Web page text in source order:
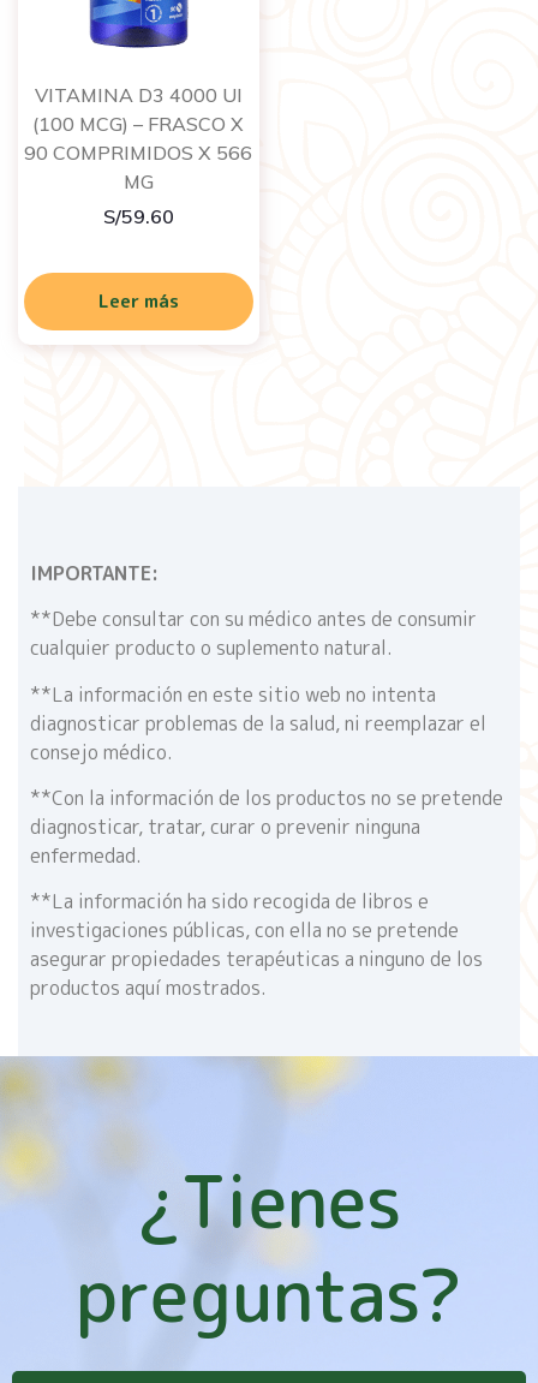
VITAMINA D3 4000 UI
(100 MCG) – FRASCO X
90 COMPRIMIDOS X 566
MG
S/59.60
Leer más
IMPORTANTE:
**Debe consultar con su médico antes de consumir
cualquier producto o suplemento natural.
**La información en este sitio web no intenta
diagnosticar problemas de la salud, ni reemplazar el
consejo médico.
**Con la información de los productos no se pretende
diagnosticar, tratar, curar o prevenir ninguna
enfermedad.
**La información ha sido recogida de libros e
investigaciones públicas, con ella no se pretende
asegurar propiedades terapéuticas a ninguno de los
productos aquí mostrados.
¿Tienes
preguntas?